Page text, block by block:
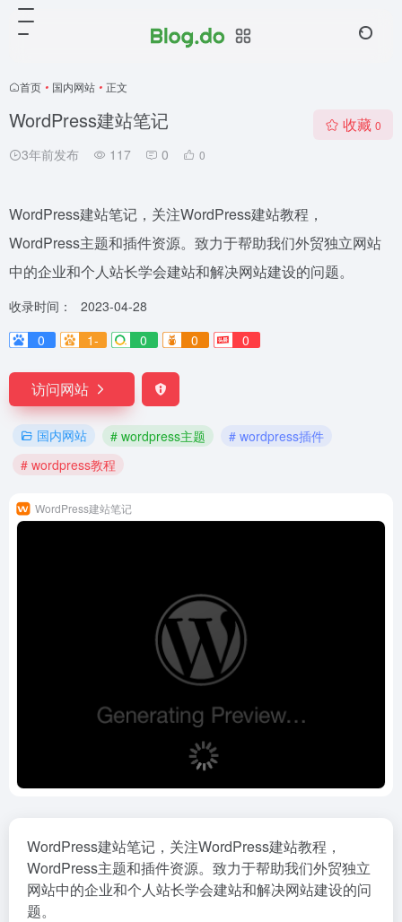
首页 • 国内网站 • 正文
WordPress建站笔记
3年前发布 117 0 0
收藏 0
WordPress建站笔记，关注WordPress建站教程，
WordPress主题和插件资源。致力于帮助我们外贸独立网站
中的企业和个人站长学会建站和解决网站建设的问题。
收录时间：
2023-04-28
0
1- 0 0 0
访问网站
国内网站 # wordpress主题
# wordpress插件
# wordpress教程
WordPress建站笔记
WordPress建站笔记，关注WordPress建站教程，
WordPress主题和插件资源。致力于帮助我们外贸独立
网站中的企业和个人站长学会建站和解决网站建设的问
题。